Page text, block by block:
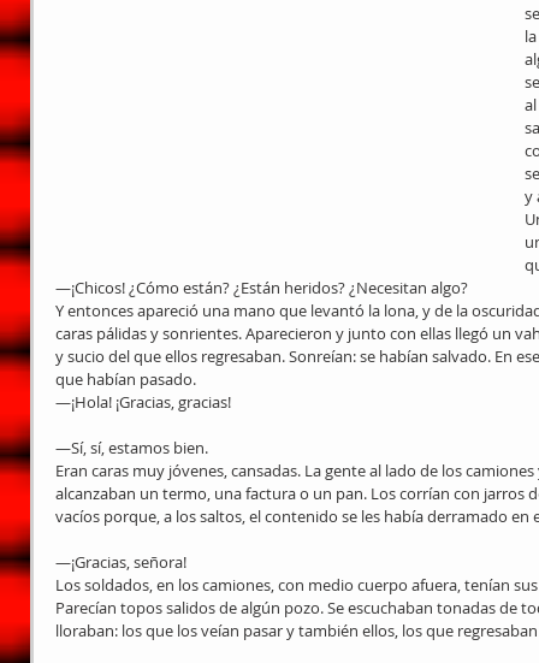
y
—¡Chicos! ¿Cómo están? ¿Están heridos? ¿Necesitan algo?
Y entonces apareció una mano que levantó la lona, y de la
caras pálidas y sonrientes. Aparecieron y junto con ellas llegó un
y sucio del que ellos regresaban. Sonreían: se habían salvado. En
que habían pasado.
—¡Hola! ¡Gracias, gracias!
—Sí, sí, estamos bien.
Eran caras muy jóvenes, cansadas. La gente al lado de los
alcanzaban un termo, una factura o un pan. Los corrían con jarros
vacíos porque, a los saltos, el contenido se les había derramado en
—¡Gracias, señora!
Los soldados, en los camiones, con medio cuerpo afuera, tenían
Parecían topos salidos de algún pozo. Se escuchaban tonadas de
lloraban: los que los veían pasar y también ellos, los que